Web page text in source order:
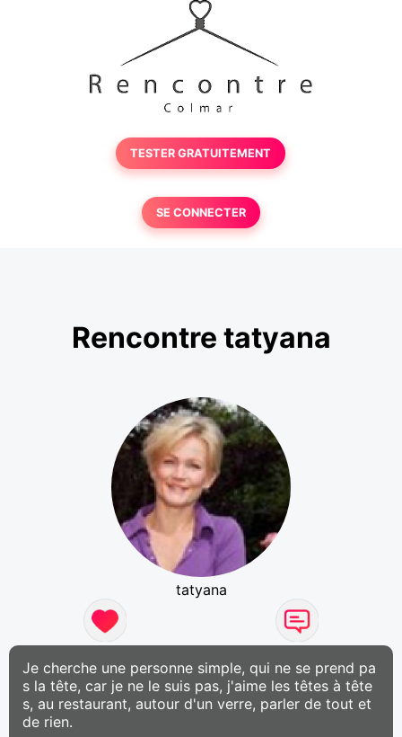
TESTER GRATUITEMENT
SE CONNECTER
Rencontre tatyana
tatyana
Je cherche une personne simple, qui ne se prend pa
s la tête, car je ne le suis pas, j'aime les têtes à tête
s, au restaurant, autour d'un verre, parler de tout et
de rien.